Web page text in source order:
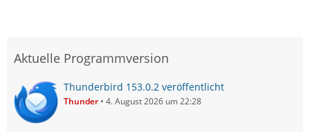
Aktuelle Programmversion
Thunderbird 153.0.2 veröffentlicht
Thunder 4. August 2026 um 22:28